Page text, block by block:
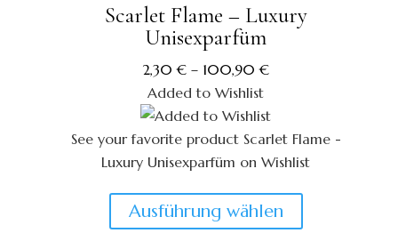
Scarlet Flame – Luxury
Unisexparfüm
2,30€ – 100,90€
Added to Wishlist
See your favorite product Scarlet Flame -
Luxury Unisexparfüm on Wishlist
Ausführung wählen